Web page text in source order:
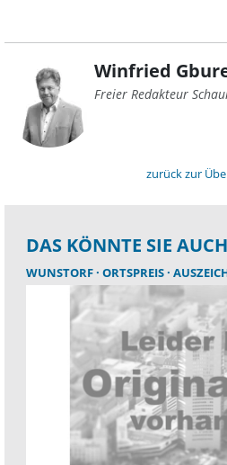
Winfried
Freier Redakteur
zurück zur
DAS KÖNNTE SIE
WUNSTORF ORTSPREIS